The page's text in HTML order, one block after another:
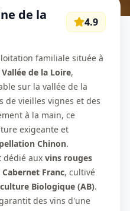
de la
4.9
familiale située à
Vallée de la Loire,
sur la vallée de la
de vieilles vignes et des
à la main, ce
exigeante et
Chinon.
dédié aux vins rouges
Cabernet Franc, cultivé
Biologique (AB).
des vins d'une